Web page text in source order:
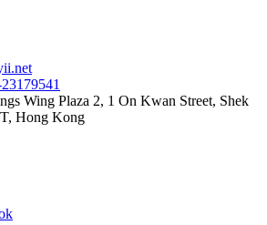
Wing Plaza 2, 1 On Kwan Street, Shek
Hong Kong